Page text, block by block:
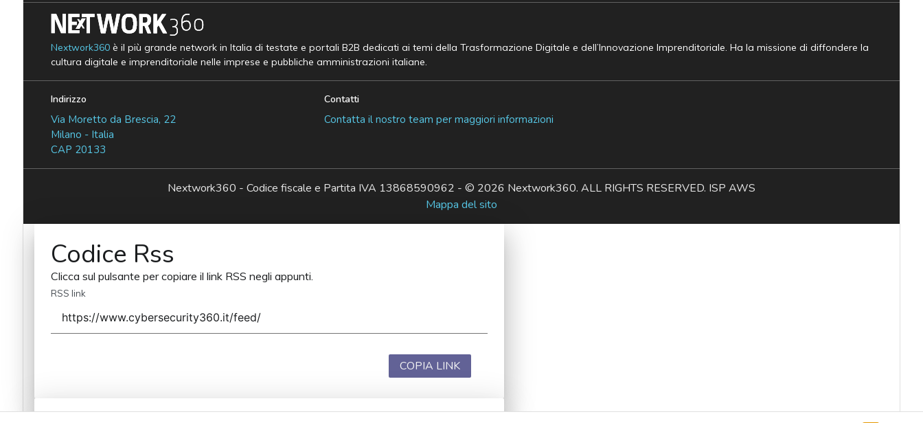
Nextwork360è il più grande network in Italia di testate e portali B2B dedicati ai temi della Trasformazione Digitale e dell’Innovazione Imprenditoriale. Ha la missione di diffondere la
cultura digitale e imprenditoriale nelle imprese e pubbliche amministrazioni italiane.
Indirizzo
Via Moretto da Brescia, 22
Milano - Italia
CAP 20133
Contatti
Contatta il nostro team per maggiori informazioni
Nextwork360 - Codice fiscale e Partita IVA 13868590962 - © 2026 Nextwork360. ALL RIGHTS RESERVED. ISP AWS
Mappa del sito
Codice Rss
Clicca sul pulsante per copiare il link RSS negli appunti.
RSS link
COPIA LINK